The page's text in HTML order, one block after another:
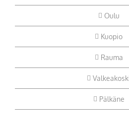
Oulu
Kuopio
Rauma
Pälkäne